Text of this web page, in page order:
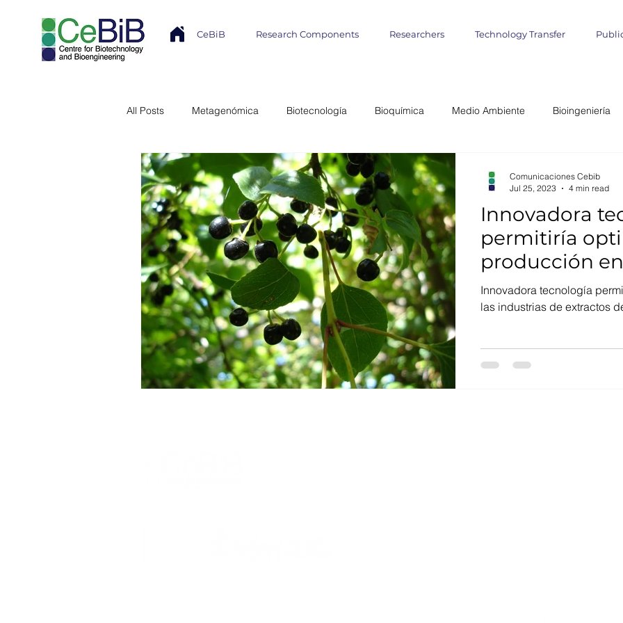
CeBiB Research Components Researchers Technology Transfer
All Posts Metagenómica Biotecnología Bioquímica Medio Ambiente Bioingeniería
Industria Transferencia Tecnológica Start up Emprendimientos
Núcleo Milenio MASH Modelamiento Matemático Cultivo de Algas agronomía marina
Colaboración Internacional Inteligencia Artificial Informática
Seminario Equidad de género Equidad de genero
Inercambio internacional
Innovadora
permitiría
producción
de extractos
Innovadora tecnología
las industrias de extractos
Comunicaciones Cebib
Jul 25, 2023
4 min read